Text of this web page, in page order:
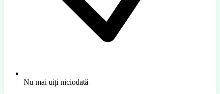
Nu mai uiți niciodată